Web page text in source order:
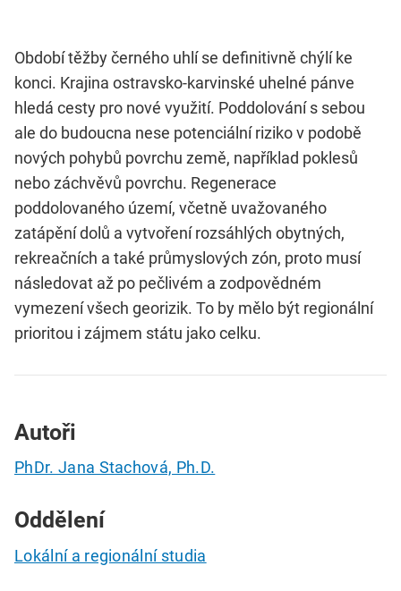
Období těžby černého uhlí se definitivně chýlí ke
konci. Krajina ostravsko-karvinské uhelné pánve
hledá cesty pro nové využití. Poddolování s sebou
ale do budoucna nese potenciální riziko v podobě
nových pohybů povrchu země, například poklesů
nebo záchvěvů povrchu. Regenerace
poddolovaného území, včetně uvažovaného
zatápění dolů a vytvoření rozsáhlých obytných,
rekreačních a také průmyslových zón, proto musí
následovat až po pečlivém a zodpovědném
vymezení všech georizik. To by mělo být regionální
prioritou i zájmem státu jako celku.
Autoři
PhDr. Jana Stachová, Ph.D.
Oddělení
Lokální a regionální studia